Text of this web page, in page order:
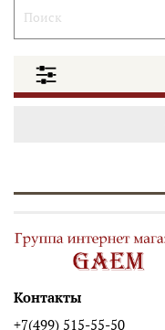
Контакты
+7(499) 515-55-50